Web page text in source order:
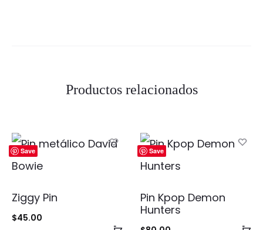
Productos relacionados
Save
Ziggy Pin
$45.00
Save
Pin Kpop Demon
Hunters